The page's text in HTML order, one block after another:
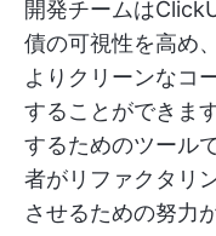
開発チームは
債の可視性を高め
よりクリーンなコ
することができま
するためのツール
者がリファクタリ
させるための努力